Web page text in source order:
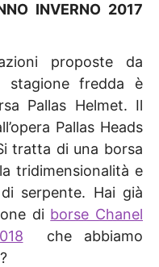
INVERNO 2017
proposte da
stagione fredda è
Pallas Helmet. Il
Pallas Heads
tratta di una borsa
tridimensionalità e
serpente. Hai già
di borse Chanel
che abbiamo